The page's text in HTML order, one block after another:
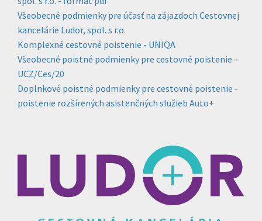
Všeobecné podmienky pre účasť na zájazdoch Cestovnej
kancelárie Ludor, spol. s r.o.
Komplexné cestovné poistenie - UNIQA
Všeobecné poistné podmienky pre cestovné poistenie –
UCZ/Ces/20
Doplnkové poistné podmienky pre cestovné poistenie -
poistenie rozšírených asistenčných služieb Auto+